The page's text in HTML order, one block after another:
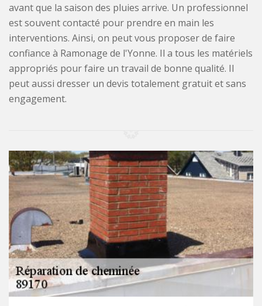
avant que la saison des pluies arrive. Un professionnel
est souvent contacté pour prendre en main les
interventions. Ainsi, on peut vous proposer de faire
confiance à Ramonage de l'Yonne. Il a tous les matériels
appropriés pour faire un travail de bonne qualité. Il
peut aussi dresser un devis totalement gratuit et sans
engagement.